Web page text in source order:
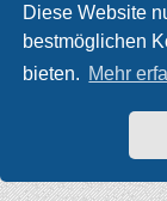
Diese Website
bestmöglichen
bieten. Mehr